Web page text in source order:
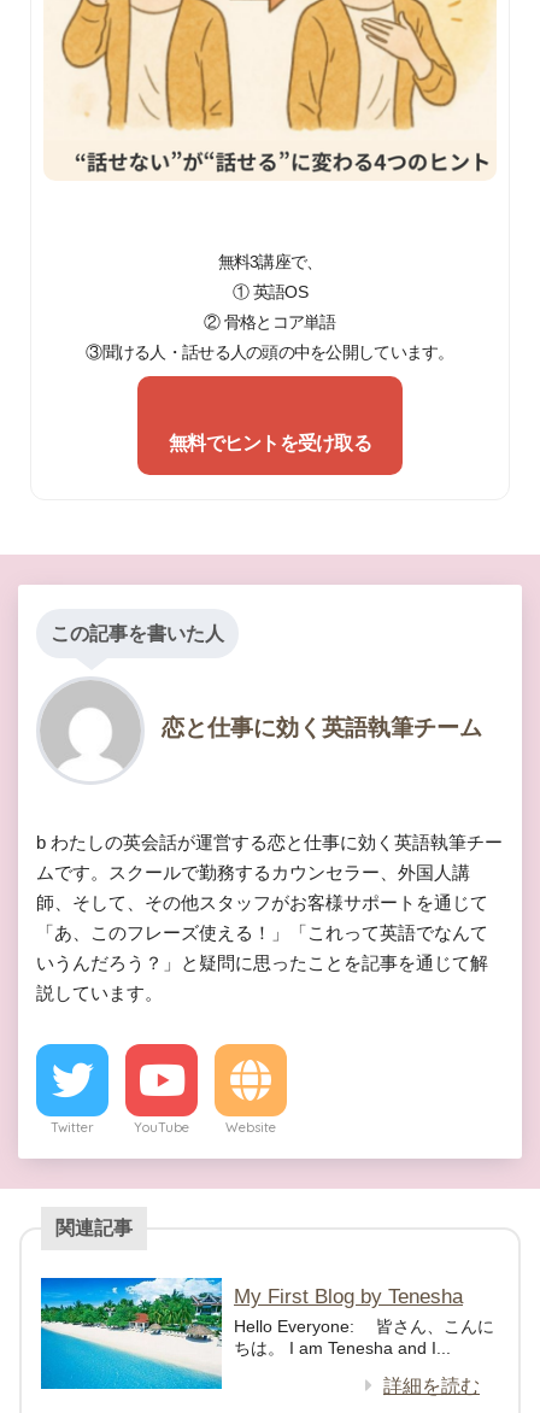
無料3講座で、
① 英語OS
② 骨格とコア単語
③聞ける人・話せる人の頭の中を公開しています。
無料でヒントを受け取る
この記事を書いた人
恋と仕事に効く英語執筆チーム
b わたしの英会話が運営する恋と仕事に効く英語執筆チー
ムです。スクールで勤務するカウンセラー、外国人講
師、そして、その他スタッフがお客様サポートを通じて
「あ、このフレーズ使える！」「これって英語でなんて
いうんだろう？」と疑問に思ったことを記事を通じて解
説しています。
Twitter YouTube Website
関連記事
My First Blog by Tenesha
Hello Everyone: 皆さん、こんに
ちは。 I am Tenesha and I...
詳細を読む